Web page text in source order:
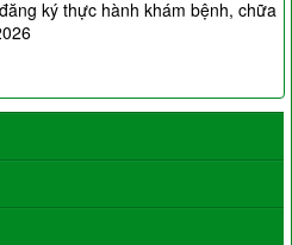
ký thực hành khám bệnh, chữa